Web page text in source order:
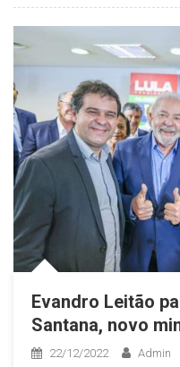
Evandro Leitão
Santana, novo
22/12/2022 Admin